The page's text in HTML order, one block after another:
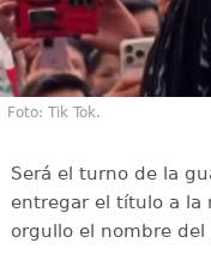
Foto: Tik Tok.
Será el turno de la
entregar el título a la
orgullo el nombre del